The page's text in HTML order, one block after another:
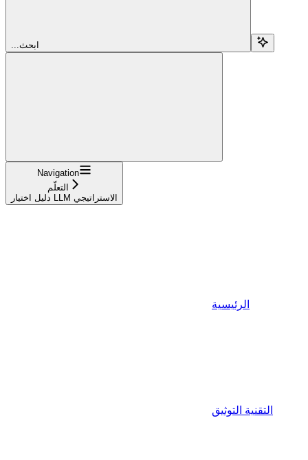
...ابحث
Navigation
التعلّم
دليل اختيار LLM الاستراتيجي
الرئيسية
التقنية التوثيق